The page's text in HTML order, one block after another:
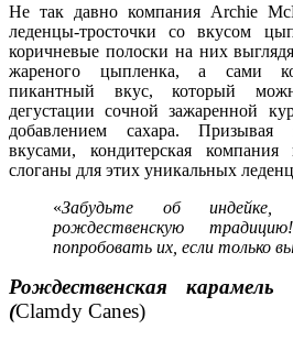
Не так давно компания Archie
леденцы-тросточки со вкусом
коричневые полоски на них
жареного цыпленка, а сами
пикантный вкус, который
дегустации сочной зажаренной
добавлением сахара. Призывая
вкусами, кондитерская
слоганы для этих уникальных
«Забудьте об индейке,
рождественскую
попробовать их, если только
Рождественская
(Clamdy Canes)